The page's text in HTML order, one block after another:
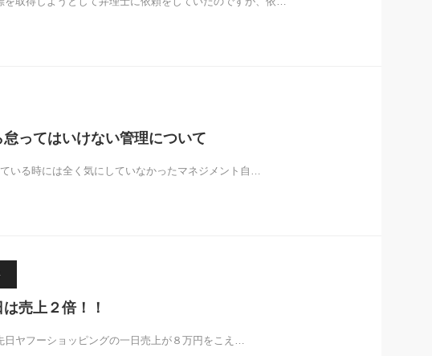
ってはいけない管理について
いる時には全く気にしていなかったマネジメント自…
売上２倍！！
日ヤフーショッピングの一日売上が８万円をこえ…